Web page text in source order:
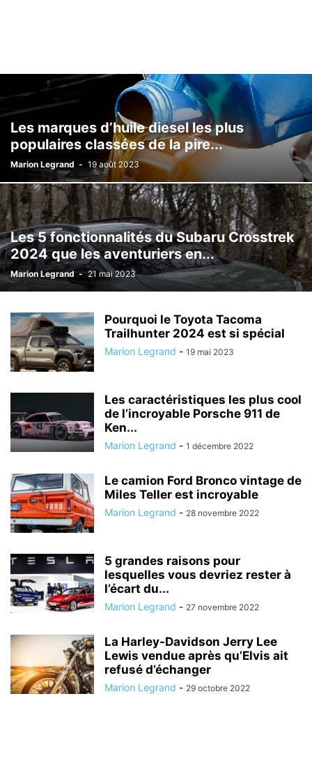
Les marques d’huile diesel les plus
populaires classées de la pire...
Marion Legrand - 19 août 2023
Les 5 fonctionnalités du Subaru Crosstrek
2024 que les aventuriers en...
Marion Legrand - 21 mai 2023
Pourquoi le Toyota Tacoma
Trailhunter 2024 est si spécial
Marion Legrand - 19 mai 2023
Les caractéristiques les plus cool
de l’incroyable Porsche 911 de
Ken...
Marion Legrand - 1 décembre 2022
Le camion Ford Bronco vintage de
Miles Teller est incroyable
Marion Legrand - 28 novembre 2022
5 grandes raisons pour
lesquelles vous devriez rester à
l’écart du...
Marion Legrand - 27 novembre 2022
La Harley-Davidson Jerry Lee
Lewis vendue après qu’Elvis ait
refusé d’échanger
Marion Legrand - 29 octobre 2022